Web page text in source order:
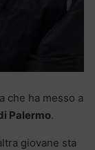
che ha messo a
Palermo.
giovane sta